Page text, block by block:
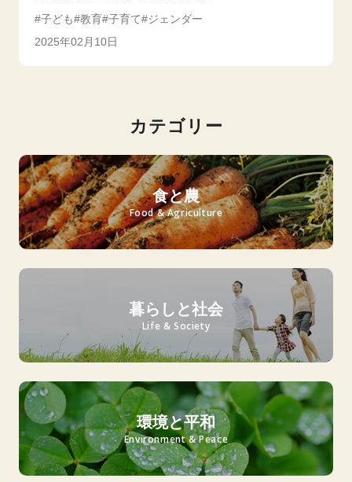
子ども 教育 子育て
ジェンダー
2025年02月10日
カテゴリー
食と農
Food & Agriculture
暮らしと社会
Life & Society
環境と平和
Environment & Peace